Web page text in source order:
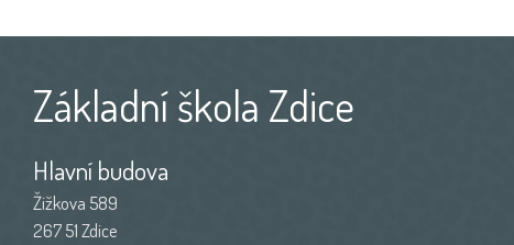
Základní škola Zdice
Hlavní budova
Žižkova 589
267 51 Zdice